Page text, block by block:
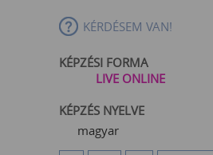
KÉRDÉSEM VAN!
KÉPZÉSI FORMA
LIVE ONLINE
KÉPZÉS NYELVE
magyar